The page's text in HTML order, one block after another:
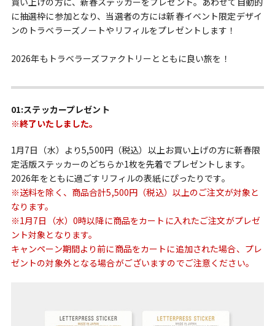
に抽選枠に参加となり、当選者の方には新春イベント限定デザイ
ンのトラベラーズノートやリフィルをプレゼントします！
2026年もトラベラーズファクトリーとともに良い旅を！
01:ステッカープレゼント
※終了いたしました。
1月7日（水）より5,500円（税込）以上お買い上げの方に新春限
定活版ステッカーのどちらか1枚を先着でプレゼントします。
2026年をともに過ごすリフィルの表紙にぴったりです。
※送料を除く、商品合計5,500円（税込）以上のご注文が対象と
なります。
※1月7日（水）0時以降に商品をカートに入れたご注文がプレゼ
ント対象となります。
キャンペーン期間より前に商品をカートに追加された場合、プレ
ゼントの対象外となる場合がございますのでご注意ください。